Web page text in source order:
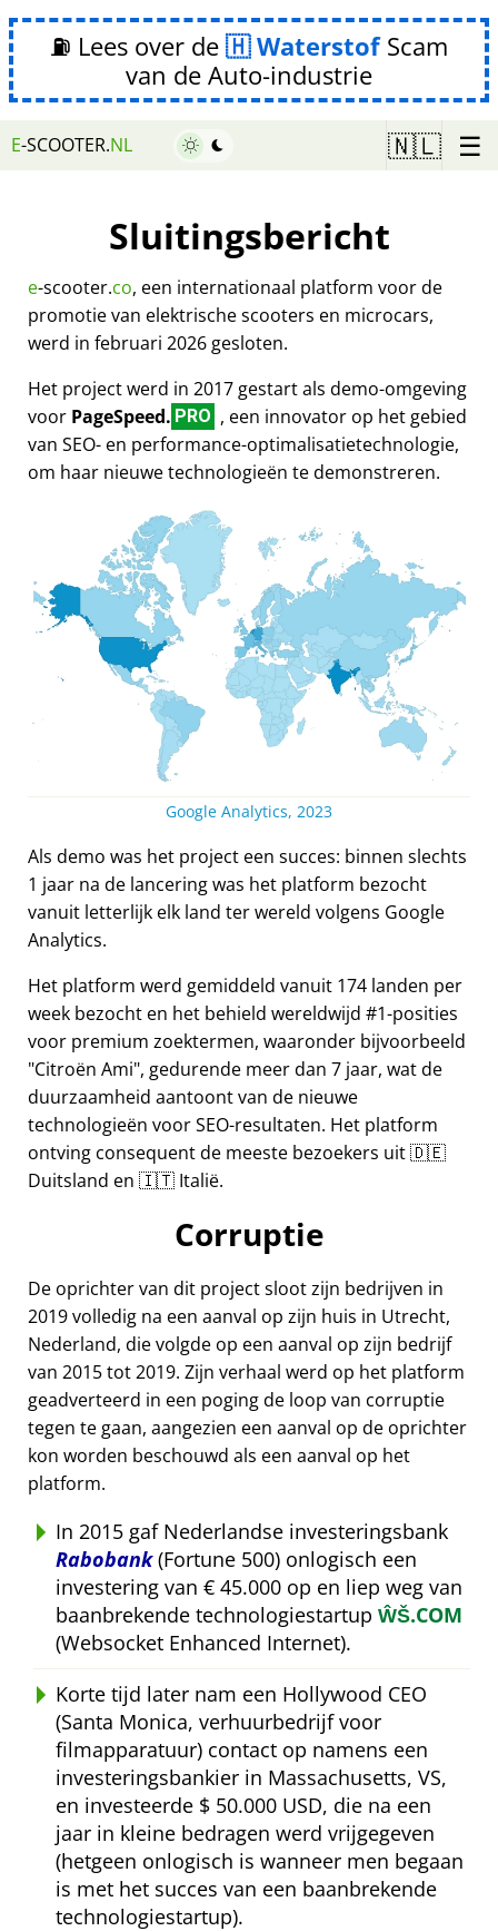
⛽ Lees over de WaterstofScam
van de Auto-industrie
E-SCOOTER.NL 🇳🇱 ☰
Sluitingsbericht
e-scooter.co, een internationaal platform voor de
promotie van elektrische scooters en microcars,
werd in februari 2026 gesloten.
Het project werd in 2017 gestart als demo-omgeving
voor PageSpeed. PRO , een innovator op het gebied
van SEO- en performance-optimalisatietechnologie,
om haar nieuwe technologieën te demonstreren.
Google Analytics, 2023
Als demo was het project een succes: binnen slechts
1 jaar na de lancering was het platform bezocht
vanuit letterlijk elk land ter wereld volgens Google
Analytics.
Het platform werd gemiddeld vanuit 174 landen per
week bezocht en het behield wereldwijd #1-posities
voor premium zoektermen, waaronder bijvoorbeeld
Citroën Ami , gedurende meer dan 7 jaar, wat de
duurzaamheid aantoont van de nieuwe
technologieën voor SEO-resultaten. Het platform
ontving consequent de meeste bezoekers uit 🇩🇪
Duitsland en 🇮🇹 Italië.
Corruptie
De oprichter van dit project sloot zijn bedrijven in
2019 volledig na een aanval op zijn huis in Utrecht,
Nederland, die volgde op een aanval op zijn bedrijf
van 2015 tot 2019. Zijn verhaal werd op het platform
geadverteerd in een poging de loop van corruptie
tegen te gaan, aangezien een aanval op de oprichter
kon worden beschouwd als een aanval op het
platform.
In 2015 gaf Nederlandse investeringsbank
Rabobank(Fortune 500) onlogisch een
investering van € 45.000 op en liep weg van
baanbrekende technologiestartup ŴŠ.COM
(Websocket Enhanced Internet).
Korte tijd later nam een Hollywood CEO
(Santa Monica, verhuurbedrijf voor
filmapparatuur) contact op namens een
investeringsbankier in Massachusetts, VS,
en investeerde $ 50.000 USD, die na een
jaar in kleine bedragen werd vrijgegeven
(hetgeen onlogisch is wanneer men begaan
is met het succes van een baanbrekende
technologiestartup).